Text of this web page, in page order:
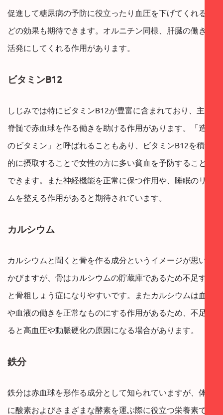
促進して糖尿病の予防に役立ったり血圧を下げてくれるな
どの効果も期待できます。オルニチン同様、肝臓の働きを
活発にしてくれる作用があります。
ビタミンB12
しじみでは特にビタミンB12が豊富に含まれており、主に
脊髄で赤血球を作る働きを助ける作用があります。「造血
のビタミン」と呼ばれることもあり、ビタミンB12を積極
的に摂取することで女性の方に多い貧血を予防することが
できます。また神経機能を正常に保つ作用や、睡眠のリズ
ムを整える作用があると期待されています。
カルシウム
カルシウムと聞くと骨を作る成分というイメージが思い浮
かびますが、骨はカルシウムの貯蔵庫であるため不足する
と骨粗しょう症になりやすいです。またカルシウムは血管
や血液の働きを正常なものにする作用があるため、不足す
ると高血圧や動脈硬化の原因になる場合があります。
鉄分
鉄分は赤血球を形作る成分として知られていますが、体内
に酸素およびさまざまな酵素を運ぶ際に役立つ栄養素で